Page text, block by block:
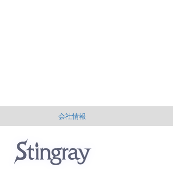
会社情報